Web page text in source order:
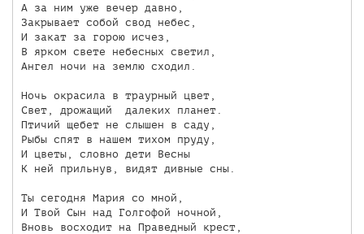
А за ним уже вечер давно,
Закрывает собой свод небес,
И закат за горою исчез,
В ярком свете небесных светил,
Ангел ночи на землю сходил.
Ночь окрасила в траурный цвет,
Свет, дрожащий  далеких планет.
Птичий щебет не слышен в саду,
Рыбы спят в нашем тихом пруду,
И цветы, словно дети Весны
К ней прильнув, видят дивные сны.
Ты сегодня Мария со мной,
И Твой Сын над Голгофой ночной,
Вновь восходит на Праведный крест,